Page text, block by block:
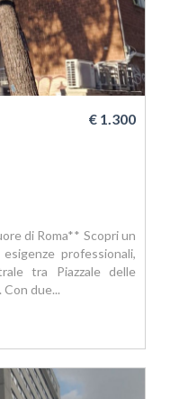
€ 1.300
di Roma** Scopri un
professionali,
tra Piazzale delle
due...